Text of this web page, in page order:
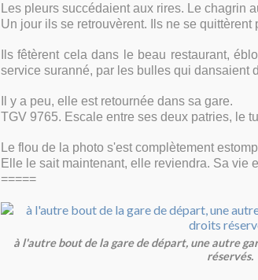
Les pleurs succédaient aux rires. Le chagrin
Un jour ils se retrouvèrent. Ils ne se quittèrent
Ils fêtèrent cela dans le beau restaurant,
service suranné, par les bulles qui dansaient
Il y a peu, elle est retournée dans sa gare.
TGV 9765. Escale entre ses deux patries, le
Le flou de la photo s'est complètement
Elle le sait maintenant, elle reviendra. Sa vie
=====
à l'autre bout de la gare de départ, une autre
réservés.